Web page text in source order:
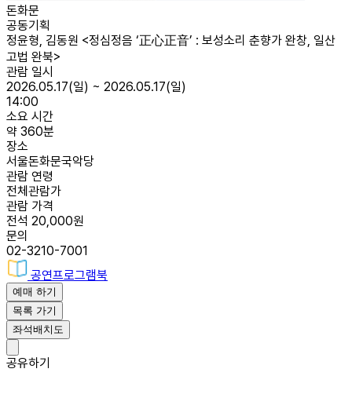
돈화문
공동기획
정윤형, 김동원 <정심정음 ‘正心正音’ : 보성소리 춘향가 완창, 일산
고법 완북>
관람 일시
2026.05.17(일) ~ 2026.05.17(일)
14:00
소요 시간
약 360분
장소
서울돈화문국악당
관람 연령
전체관람가
관람 가격
전석 20,000원
문의
02-3210-7001
공연프로그램북
예매 하기
목록 가기
좌석배치도
공유하기